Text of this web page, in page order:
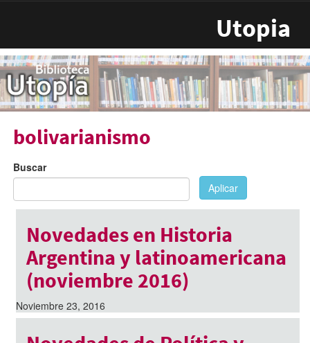
Utopia
bolivarianismo
Buscar
Aplicar
Novedades en Historia
Argentina y latinoamericana
(noviembre 2016)
Noviembre 23, 2016